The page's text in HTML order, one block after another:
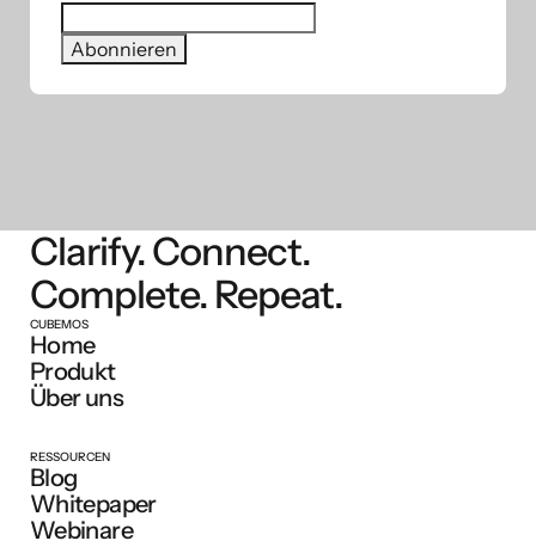
Clarify. Connect.
Complete. Repeat.
CUBEMOS
Home
Produkt
Über uns
RESSOURCEN
Blog
Whitepaper
Webinare